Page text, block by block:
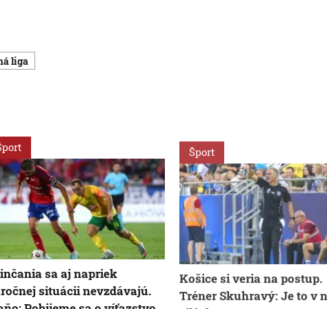
liga
sa aj napriek
situácii nevzdávajú.
Šport
Košice si veria na postup.
Tréner Skuhravý: Je to v